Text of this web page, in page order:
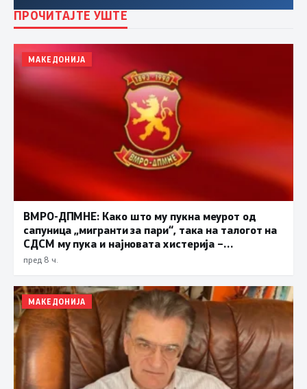
ПРОЧИТАЈТЕ УШТЕ
МАКЕДОНИЈА
ВМРО-ДПМНЕ: Како што му пукна меурот од
сапуница „мигранти за пари“, така на талогот на
СДСМ му пука и најновата хистерија –
прифаќање на француски предлог
пред 8 ч.
МАКЕДОНИЈА